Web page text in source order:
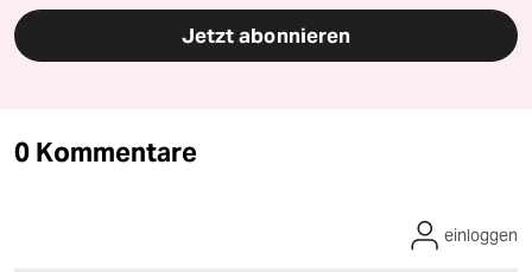
Jetzt abonnieren
0 Kommentare
einloggen